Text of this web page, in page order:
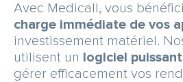
Avec Medicall, vous
charge immédiate de vos
investissement matériel.
utilisent un logiciel
gérer efficacement vos